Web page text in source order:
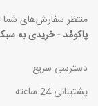
منتظر سفارش‌های
پاکومُد - خریدی به
دسترسی سریع
پشتیبانی 24 ساعته